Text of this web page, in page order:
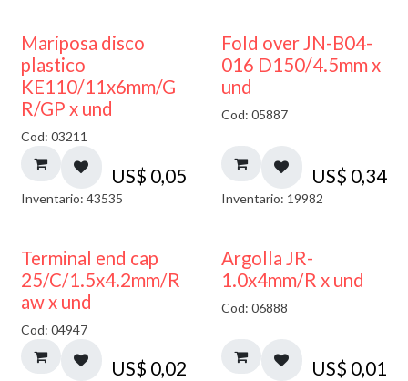
Mariposa disco
plastico
KE110/11x6mm/G
R/GP x und
Cod: 03211
US$ 0,05
Inventario: 43535
Fold over JN-B04-
016 D150/4.5mm x
und
Cod: 05887
US$ 0,34
Inventario: 19982
Terminal end cap
25/C/1.5x4.2mm/R
aw x und
Cod: 04947
US$ 0,02
Argolla JR-
1.0x4mm/R x und
Cod: 06888
US$ 0,01